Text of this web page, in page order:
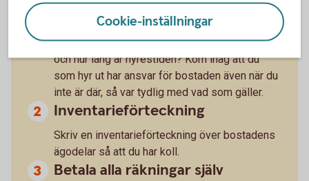
Skriv kontrakt
När är tillträde, vilken uppsägningstid gäller,
och hur lång är hyrestiden? Kom ihåg att du
som hyr ut har ansvar för bostaden även när du
inte är där, så var tydlig med vad som gäller.
Inventarieförteckning
Skriv en inventarieförteckning över bostadens
ägodelar så att du har koll.
Betala alla räkningar själv
Cookie-inställningar